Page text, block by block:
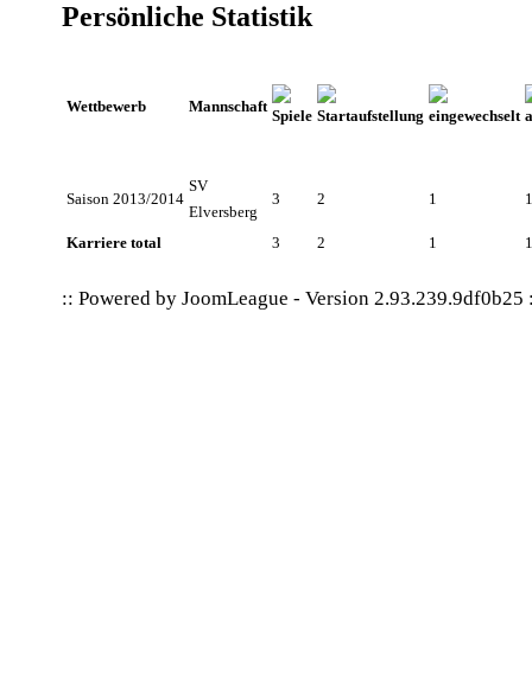
Persönliche Statistik
Wettbewerb Mannschaft
Saison 2013/2014
SV
Elversberg
3 2 1 1
Karriere total 3 2 1 1
:: Powered by JoomLeague - Version 2.93.239.9df0b25